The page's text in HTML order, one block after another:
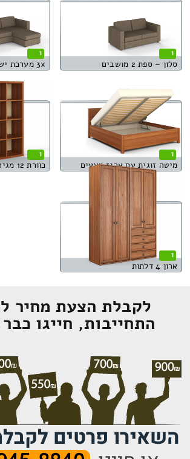
1
סלון – ספת 2 מושבים
1
3x מערכת ישיבה פינתית
1
מיטה זוגית עם ארגז מצעים
1
כוורת 12 מגירות
1
ארון 4 דלתות
לקבלת הצעת מחיר
התחייבות, חייגו